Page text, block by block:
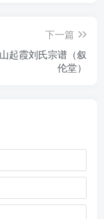
下一篇
起霞刘氏宗谱（叙
伦堂）